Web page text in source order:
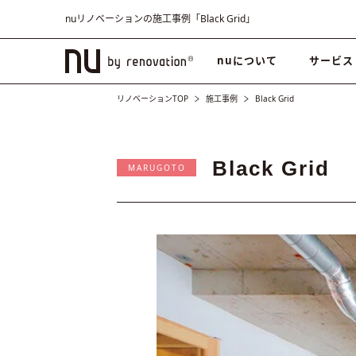
nuリノベーションの施工事例「Black Grid」
nuについて サービス
リノベーションTOP 施工事例 Black Grid
MARUGOTO Black Grid